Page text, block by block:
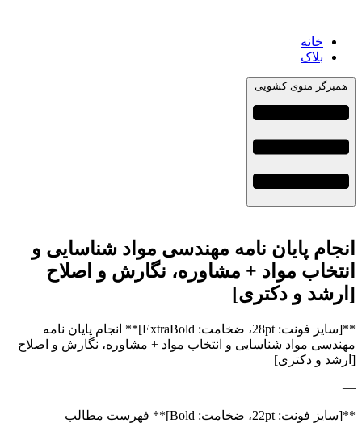
خانه
بلاک
همبرگر منوی کشویی
انجام پایان نامه مهندسی مواد شناسایی و
انتخاب مواد + مشاوره، نگارش و اصلاح
[ارشد و دکتری]
**[سایز فونت: 28pt، ضخامت: ExtraBold]** انجام پایان نامه
مهندسی مواد شناسایی و انتخاب مواد + مشاوره، نگارش و اصلاح
[ارشد و دکتری]
—
**[سایز فونت: 22pt، ضخامت: Bold]** فهرست مطالب